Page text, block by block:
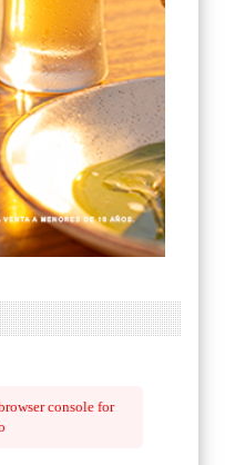
console for